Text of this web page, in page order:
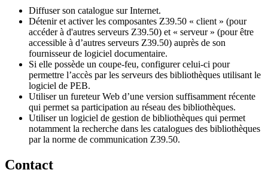
Diffuser son catalogue sur Internet.
Détenir et activer les composantes Z39.50 « client » (pour
accéder à d'autres serveurs Z39.50) et « serveur » (pour être
accessible à d’autres serveurs Z39.50) auprès de son
fournisseur de logiciel documentaire.
Si elle possède un coupe-feu, configurer celui-ci pour
permettre l’accès par les serveurs des bibliothèques utilisant le
logiciel de PEB.
Utiliser un fureteur Web d’une version suffisamment récente
qui permet sa participation au réseau des bibliothèques.
Utiliser un logiciel de gestion de bibliothèques qui permet
notamment la recherche dans les catalogues des bibliothèques
par la norme de communication Z39.50.
Contact